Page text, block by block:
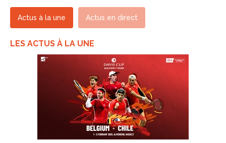
Actus à la une Actus en direct
LES ACTUS À LA UNE